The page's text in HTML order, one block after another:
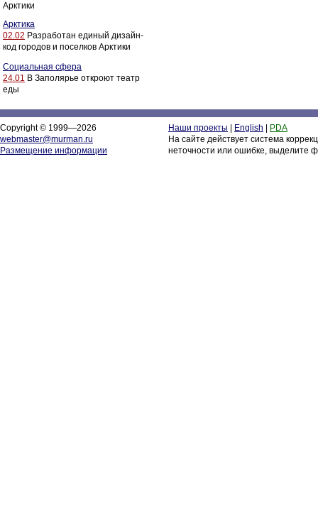
Арктики
Арктика
02.02 Разработан единый дизайн-
код городов и поселков Арктики
Социальная сфера
24.01 В Заполярье откроют театр
еды
Copyright © 1999—2026
webmaster@murman.ru
Размещение информации
Наши проекты English
PDA
На сайте действует система
неточности или ошибке, выделите